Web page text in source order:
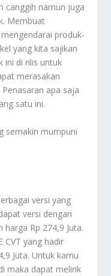
canggih namun juga
Membuat
produk-
yang kita sajikan
ini di rilis untuk
merasakan
apa saja
satu ini.
semakin mumpuni
versi yang
versi dengan
harga Rp 274,9 Juta.
CVT yang hadir
Juta. Untuk kamu
maka dapat melirik